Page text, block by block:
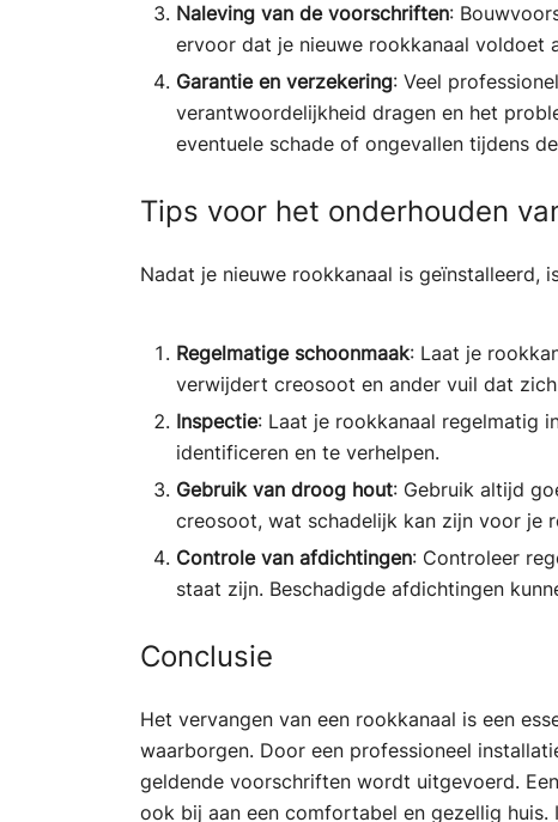
Naleving van de voorschriften:
ervoor dat je nieuwe rookkanaal voldoet
Garantie en verzekering: Veel
verantwoordelijkheid dragen en het
eventuele schade of ongevallen tijdens
Tips voor het onderhouden
Nadat je nieuwe rookkanaal is geïnstalleerd,
Regelmatige schoonmaak: Laat je
verwijdert creosoot en ander vuil dat
Inspectie: Laat je rookkanaal regelmatig
identificeren en te verhelpen.
Gebruik van droog hout: Gebruik altijd
creosoot, wat schadelijk kan zijn voor je
Controle van afdichtingen: Controleer
staat zijn. Beschadigde afdichtingen
Conclusie
Het vervangen van een rookkanaal is een
waarborgen. Door een professioneel
geldende voorschriften wordt uitgevoerd.
ook bij aan een comfortabel en gezellig